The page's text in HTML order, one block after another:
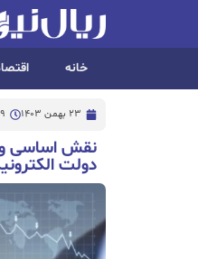
خانه
23 بهمن 1403
نقش اساسی و
دولت